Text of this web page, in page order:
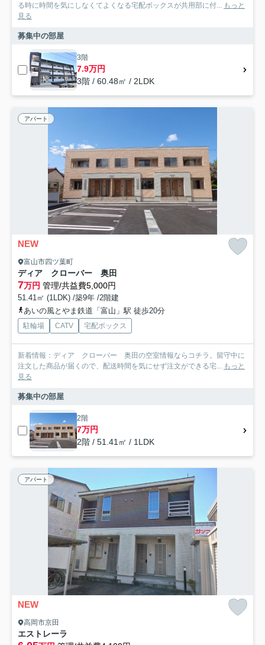
る時に時間を気にしなくてよくなる宅配ボックスが共用部に付... もっと
見る
募集中の部屋
3階
7.9万円
3階 / 60.48㎡ / 2LDK
アパート
NEW
富山市四ツ葉町
ディア クローバー 奥田
7万円 管理/共益費5,000円
51.41㎡ (1LDK) /築9年 /2階建
あいの風とやま鉄道「富山」駅 徒歩20分
駐輪場 CATV 宅配ボックス
新着情報：ディア クローバー 奥田の空室情報ならコチラ。留守中に
注文した商品が届くので、配送時間を気にせず注文ができる宅... もっと
見る
募集中の部屋
2階
7万円
2階 / 51.41㎡ / 1LDK
アパート
NEW
高岡市京田
エストレーラ